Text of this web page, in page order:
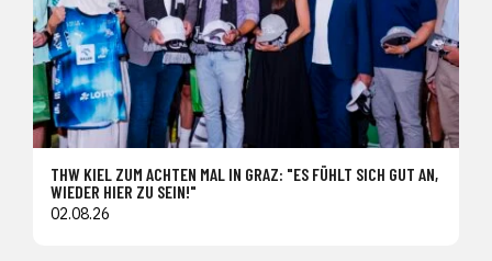
THW KIEL ZUM ACHTEN MAL IN GRAZ: "ES FÜHLT SICH GUT AN,
WIEDER HIER ZU SEIN!"
02.08.26